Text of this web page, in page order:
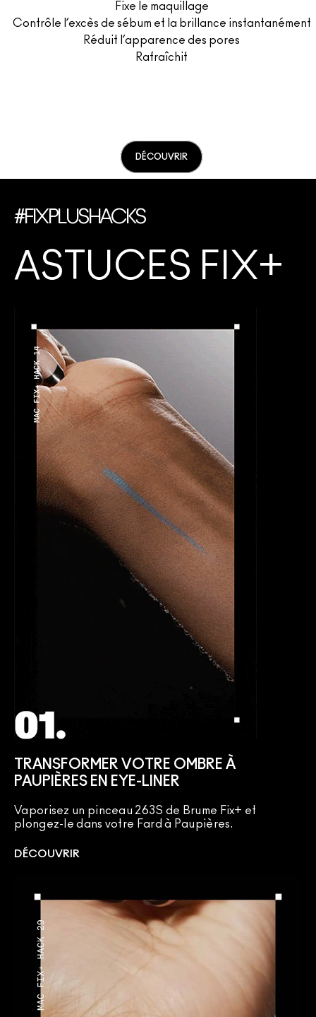
Fixe le maquillage
Contrôle l’excès de sébum et la brillance instantanément
Réduit l’apparence des pores
Rafraîchit
DÉCOUVRIR
#FIXPLUSHACKS
ASTUCES FIX+
TRANSFORMER VOTRE OMBRE À
PAUPIÈRES EN EYE-LINER
Vaporisez un pinceau 263S de Brume Fix+ et
plongez-le dans votre Fard à Paupières.
DÉCOUVRIR